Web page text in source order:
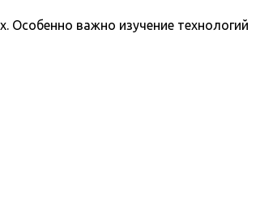
Особенно важно изучение технологий